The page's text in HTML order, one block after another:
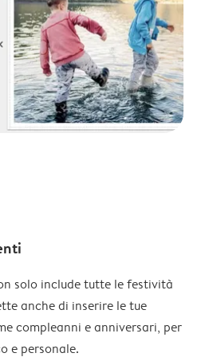
solo include tutte le festività
anche di inserire le tue
compleanni e anniversari, per
e personale.